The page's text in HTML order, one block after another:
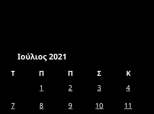
Ιούλιος 2021
Τ Π Π Σ
Κ
1
2 3
4
7 8 9 10
11